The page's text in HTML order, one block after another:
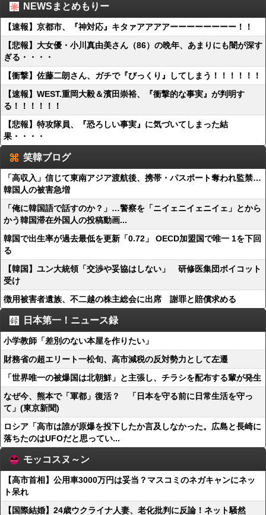
NEWSまとめもりー
【速報】京都市、『神対応』キタァアアアアーーーーーーーー！！
【悲報】大女優・小川真由美さん（86）の晩年、あまりにも闇が深す
ぎる・・・・
【衝撃】佐藤二朗さん、ガチで『びっくり』してしまう！！！！！！
【速報】WEST.重岡大毅＆濱田崇裕、『衝撃的な事実』が判明す
る！！！！！！
【悲報】特攻隊員、『恐ろしい事実』に気づいてしまった結
果・・・・
笑韓ブログ
「高収入」信じて東南アジア渡航後、携帯・パスポート奪われ監禁…
韓国人の被害急増
「俺に韓国語で話すのか？」…警察を「ニイェニイェニイェ」とから
かう韓国滞在外国人の投稿動画...
韓国で出生率が過去最低を更新「0.72」 OECD加盟国で唯一 1を下回
る
【韓国】ユン大統領「交渉や妥協はしない」 研修医集団ボイコット
受け
徴用被害者遺族、不二越の株主総会に出席 謝罪と賠償求める
日本第一！ニュース録
小学教師「差別のない本屋を作りたい」
財務省の超エリート一松旬、高市減税の反対勢力として左遷
「世界唯一の被爆国は北朝鮮」と主張し、チラシを配布する輩が発生
なぜ今、熊本で「軍都」復活？ 「日本を守る前に日常生活を守っ
て」(東京新聞)
ロシア「高市は誰が原爆を投下したか言及しなかった。広島と長崎に
落ちたのはUFOだと思ってい...
モッコスヌ～ン
【高市首相】公用車3000万円は妥当？マスコミのネガキャンにネッ
ト呆れ
【国際結婚】24歳ウクライナ人妻、老化批判に反論！ネット騒然